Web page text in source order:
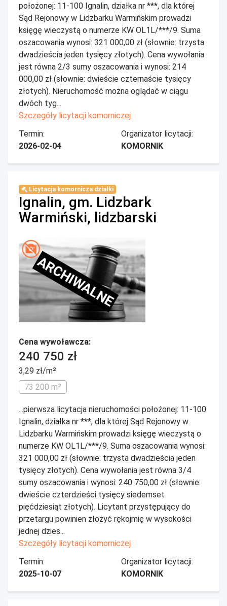
położonej: 11-100 Ignalin, działka nr ***, dla której
Sąd Rejonowy w Lidzbarku Warmińskim prowadzi
księgę wieczystą o numerze KW OL1L/***/9. Suma
oszacowania wynosi: 321 000,00 zł (słownie: trzysta
dwadzieścia jeden tysięcy złotych). Cena wywołania
jest równa 2/3 sumy oszacowania i wynosi: 214
000,00 zł (słownie: dwieście czternaście tysięcy
złotych). Nieruchomość można oglądać w ciągu
dwóch tyg...
Szczegóły licytacji komorniczej
Termin:
2026-02-04
Organizator licytacji:
KOMORNIK
Licytacja komornicza działki
Ignalin, gm. Lidzbark
Warmiński, lidzbarski
ARCHIWALNE
Cena wywoławcza:
240 750 zł
3,29 zł/m²
73 200 m²
...pierwsza licytacja nieruchomości położonej: 11-100
Ignalin, działka nr ***, dla której Sąd Rejonowy w
Lidzbarku Warmińskim prowadzi księgę wieczystą o
numerze KW OL1L/***/9. Suma oszacowania wynosi:
321 000,00 zł (słownie: trzysta dwadzieścia jeden
tysięcy złotych). Cena wywołania jest równa 3/4
sumy oszacowania i wynosi: 240 750,00 zł (słownie:
dwieście czterdzieści tysięcy siedemset
pięćdziesiąt złotych). Licytant przystępujący do
przetargu powinien złożyć rękojmię w wysokości
jednej dzies...
Szczegóły licytacji komorniczej
Termin:
2025-10-07
Organizator licytacji:
KOMORNIK